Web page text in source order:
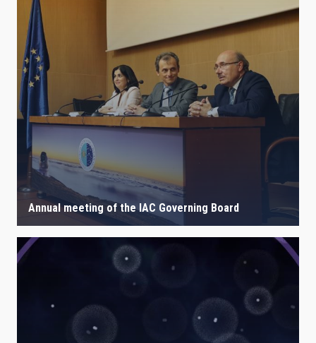
Annual meeting of the IAC Governing Board